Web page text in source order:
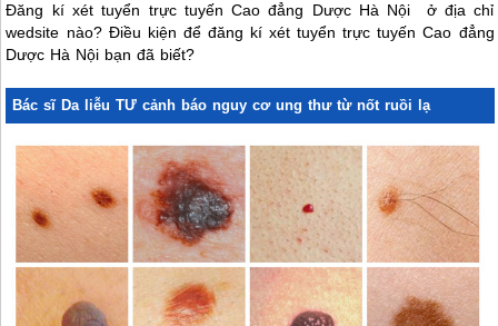
Đăng kí xét tuyển trực tuyến Cao đẳng Dược Hà Nội ở địa chỉ
wedsite nào? Điều kiện để đăng kí xét tuyển trực tuyến Cao đẳng
Dược Hà Nội bạn đã biết?
Bác sĩ Da liễu TƯ cảnh báo nguy cơ ung thư từ nốt ruồi lạ